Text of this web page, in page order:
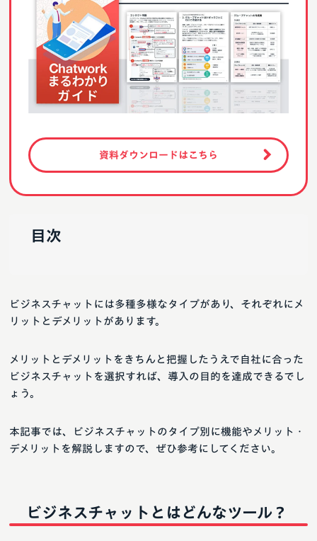
資料ダウンロードはこちら
目次
ビジネスチャットには多種多様なタイプがあり、それぞれにメ
リットとデメリットがあります。
メリットとデメリットをきちんと把握したうえで自社に合った
ビジネスチャットを選択すれば、導入の目的を達成できるでし
ょう。
本記事では、ビジネスチャットのタイプ別に機能やメリット・
デメリットを解説しますので、ぜひ参考にしてください。
ビジネスチャットとはどんなツール？